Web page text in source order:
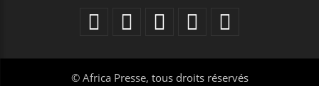
© Africa Presse, tous droits réservés